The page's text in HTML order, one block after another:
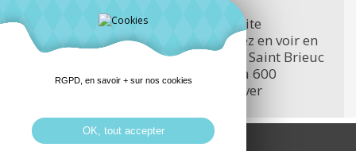
L'étang de Robien accueille une petite
population de colverts, vous pourrez en voir en
plus grand nombre dans la baie de Saint Brieuc
où en hiver sont dénombrés jusqu'à 600
individus hivernant au cœur de l'hiver
RGPD, en savoir + sur nos cookies
OK, tout accepter